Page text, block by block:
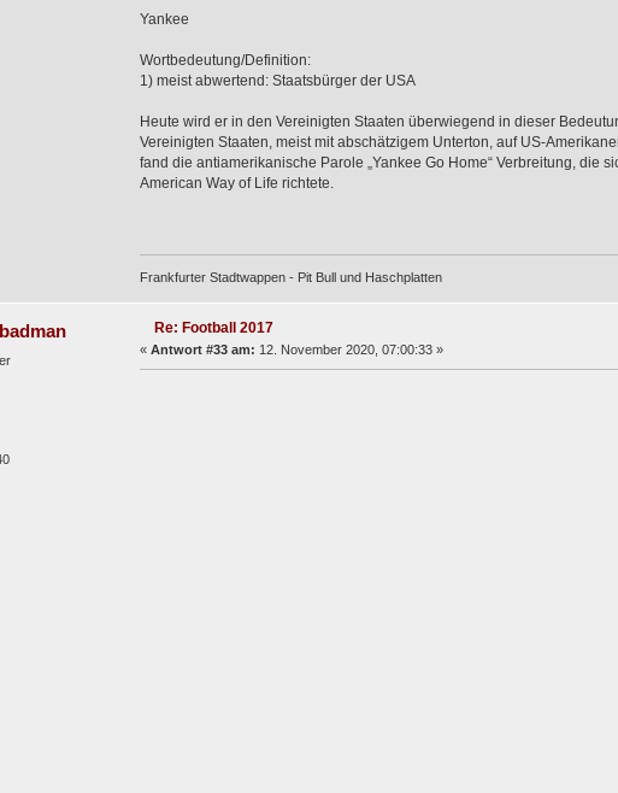
Yankee
Wortbedeutung/Definition:
1) meist abwertend: Staatsbürger der USA
Heute wird er in den Vereinigten Staaten überwiegend in dieser
Vereinigten Staaten, meist mit abschätzigem Unterton, auf US-
fand die antiamerikanische Parole „Yankee Go Home“ Verbreitung, die
American Way of Life richtete.
Frankfurter Stadtwappen - Pit Bull und Haschplatten
badman Re: Football 2017
« Antwort #33 am: 12. November 2020, 07:00:33 »